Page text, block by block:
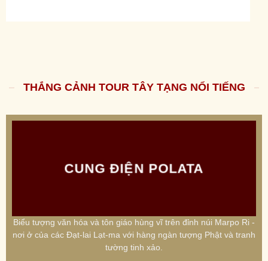
THẮNG CẢNH TOUR TÂY TẠNG NỔI TIẾNG
CUNG ĐIỆN POLATA
Biểu tượng văn hóa và tôn giáo hùng vĩ trên đỉnh núi Marpo Ri -
nơi ở của các Đạt-lai Lạt-ma với hàng ngàn tượng Phật và tranh
tường tinh xảo.